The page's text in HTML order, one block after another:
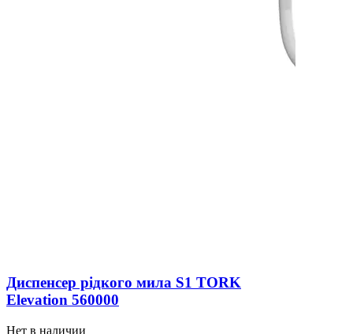
Диспенсер рідкого мила S1 TORK
Elevation 560000
Нет в наличии